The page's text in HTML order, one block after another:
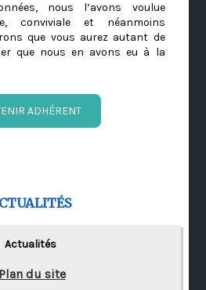
nous l’avons voulue
conviviale et néanmoins
que vous aurez autant de
que nous en avons eu à la
ADHÉRENT
Actualités
Plan du site